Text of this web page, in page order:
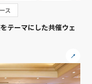
ス
テーマにした共催ウェ